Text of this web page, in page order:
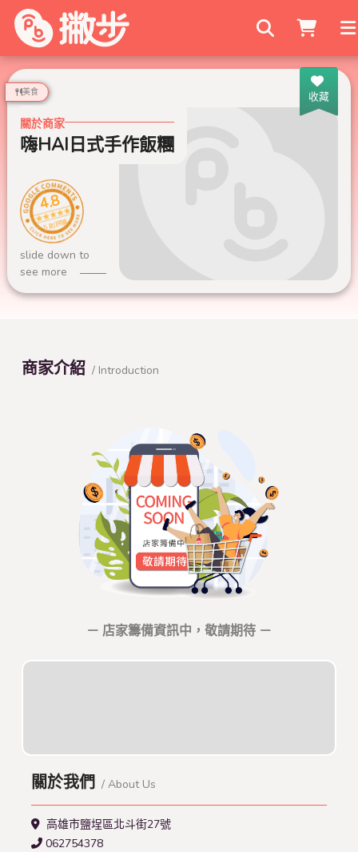
搜尋商家
收藏
美食
關於商家
嗨HAI日式手作飯糰
4.8
5 則評論
slide down to
see more
商家介紹 / Introduction
－ 店家籌備資訊中，敬請期待 －
關於我們 / About Us
高雄市鹽埕區北斗街27號
062754378